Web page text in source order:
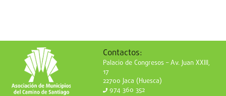
Contactos:
Palacio de Congresos – Av. Juan XXIII,
17
22700 Jaca (Huesca)
974 360 352